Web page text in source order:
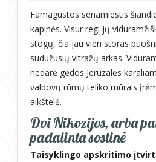
Famagustos senamiestis
kapinės. Visur regi jų
stogų, čia jau vien storas
sudužusių vitražų arkas.
nedarė gėdos Jeruzalės
valdovų rūmų teliko mūrais
aikštelė.
Dvi Nikozijos, arba
padalinta sostinė
Taisyklingo apskritimo